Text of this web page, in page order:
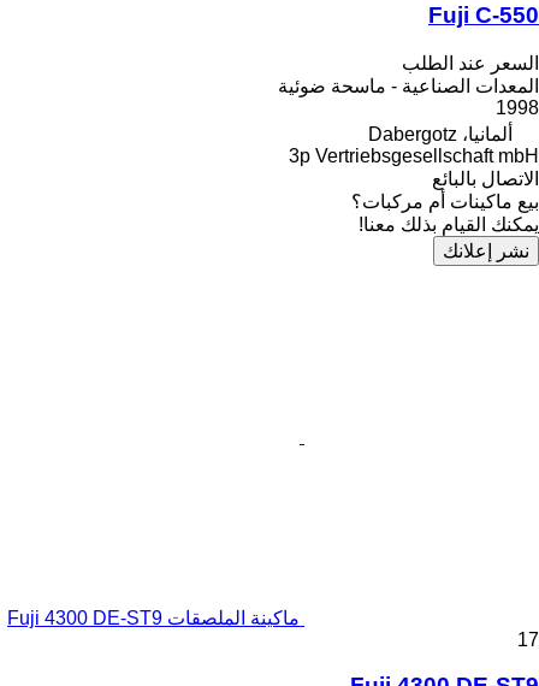
Fuji C-550
السعر عند الطلب
المعدات الصناعية - ماسحة ضوئية
1998
ألمانيا، Dabergotz
3p Vertriebsgesellschaft mbH
الاتصال بالبائع
بيع ماكينات أم مركبات؟
يمكنك القيام بذلك معنا!
نشر إعلانك
ماكينة الملصقات Fuji 4300 DE-ST9
17